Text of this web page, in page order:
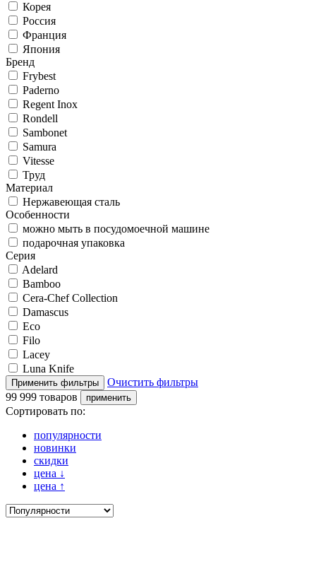
Корея
Россия
Франция
Япония
Бренд
Frybest
Paderno
Regent Inox
Rondell
Sambonet
Samura
Vitesse
Труд
Материал
Нержавеющая сталь
Особенности
можно мыть в посудомоечной машине
подарочная упаковка
Серия
Adelard
Bamboo
Cera-Chef Collection
Damascus
Eco
Filo
Lacey
Luna Knife
Очистить фильтры
99 999 товаров
Сортировать по:
популярности
новинки
скидки
цена ↓
цена ↑